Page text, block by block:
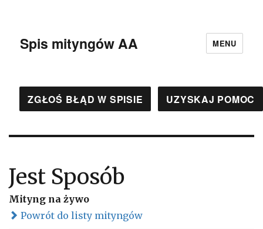
Spis mityngów AA MENU
ZGŁOŚ BŁĄD W SPISIE UZYSKAJ POMOC
Jest Sposób
Mityng na żywo
Powrót do listy mityngów